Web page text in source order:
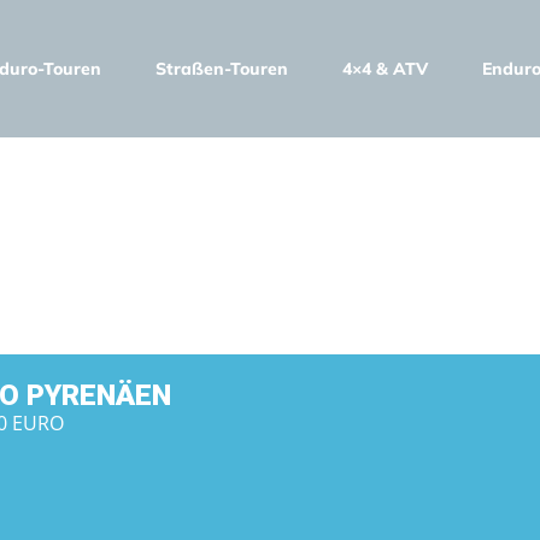
Touren Straßen-Touren 4×4 & ATV
PYRENÄEN
EURO